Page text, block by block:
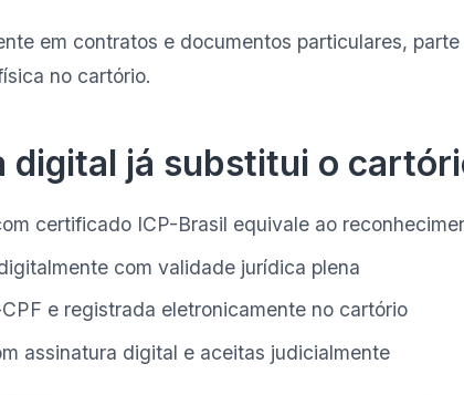
em contratos e documentos particulares,
no cartório.
digital já substitui o
certificado ICP-Brasil equivale ao
com validade jurídica plena
e registrada eletronicamente no cartório
assinatura digital e aceitas judicialmente